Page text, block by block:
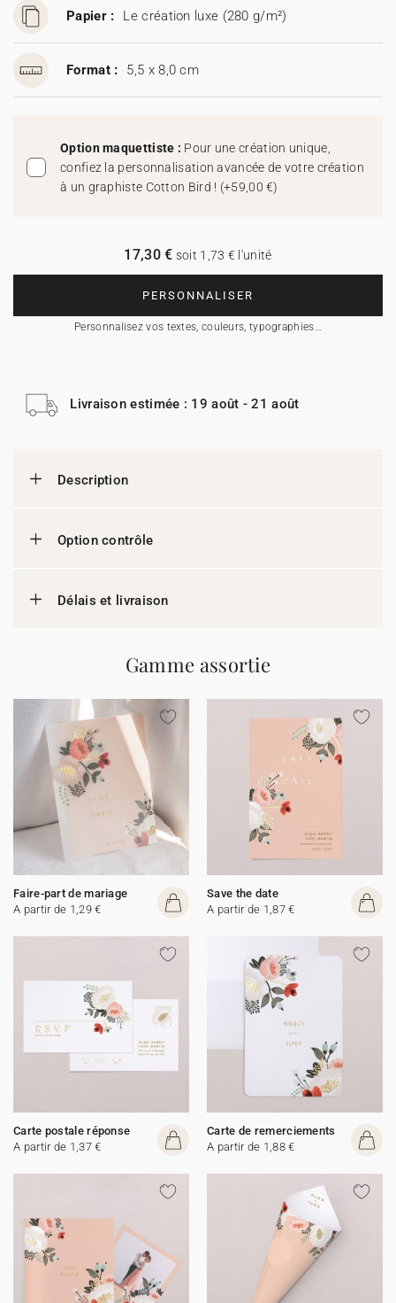
Papier : Le création luxe (280 g/m²)
Format : 5,5 x 8,0 cm
Option maquettiste : Pour une création unique,
confiez la personnalisation avancée de votre création
à un graphiste Cotton Bird ! (+59,00 €)
PERSONNALISER
Personnalisez vos textes, couleurs, typographies…
17,30 € soit 1,73 € l'unité
Livraison estimée : 19 août - 21 août
Description
Option contrôle
Délais et livraison
Gamme assortie
Faire-part de mariage
A partir de 1,29 €
Save the date
A partir de 1,87 €
Carte postale réponse
A partir de 1,37 €
Carte de remerciements
A partir de 1,88 €